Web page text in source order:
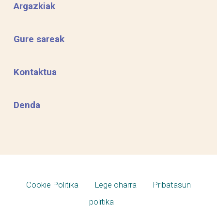
Argazkiak
Gure sareak
Kontaktua
Denda
Cookie Politika Lege oharra
Pribatasun
politika